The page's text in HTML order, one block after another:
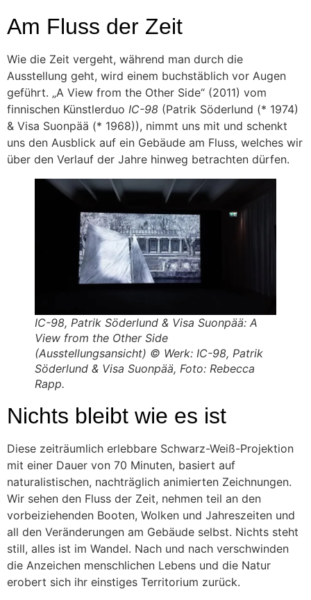
Am Fluss der Zeit
Wie die Zeit vergeht, während man durch die
Ausstellung geht, wird einem buchstäblich vor Augen
geführt. „A View from the Other Side“ (2011) vom
finnischen Künstlerduo IC-98 (Patrik Söderlund (* 1974)
& Visa Suonpää (* 1968)), nimmt uns mit und schenkt
uns den Ausblick auf ein Gebäude am Fluss, welches wir
über den Verlauf der Jahre hinweg betrachten dürfen.
IC-98, Patrik Söderlund & Visa Suonpää: A
View from the Other Side
(Ausstellungsansicht) © Werk: IC-98, Patrik
Söderlund & Visa Suonpää, Foto: Rebecca
Rapp.
Nichts bleibt wie es ist
Diese zeiträumlich erlebbare Schwarz-Weiß-Projektion
mit einer Dauer von 70 Minuten, basiert auf
naturalistischen, nachträglich animierten Zeichnungen.
Wir sehen den Fluss der Zeit, nehmen teil an den
vorbeiziehenden Booten, Wolken und Jahreszeiten und
all den Veränderungen am Gebäude selbst. Nichts steht
still, alles ist im Wandel. Nach und nach verschwinden
die Anzeichen menschlichen Lebens und die Natur
erobert sich ihr einstiges Territorium zurück.